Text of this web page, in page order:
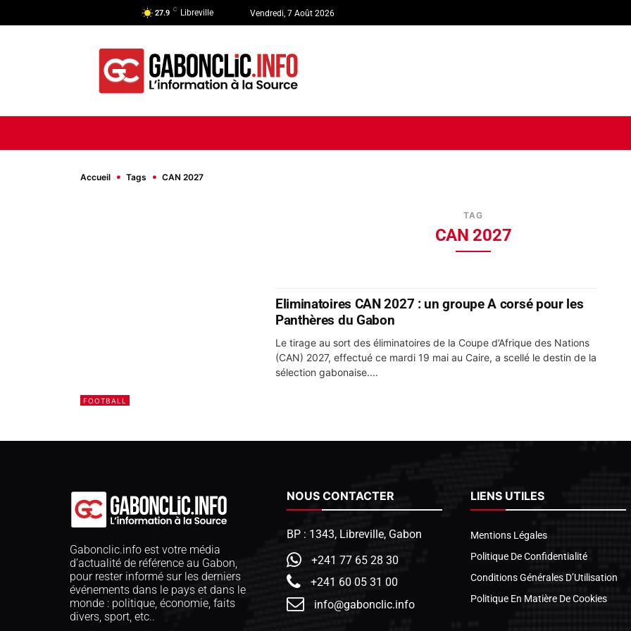
27.9 C Libreville Vendredi, 7 Août 2026
Accueil Tags CAN 2027
TAG
CAN 2027
FOOTBALL
Eliminatoires CAN 2027 : un groupe A corsé pour les
Panthères du Gabon
Le tirage au sort des éliminatoires de la Coupe d’Afrique des Nations
(CAN) 2027, effectué ce mardi 19 mai au Caire, a scellé le destin de la
sélection gabonaise....
Gabonclic.info est votre média
d’actualité de référence au Gabon,
pour rester informé sur les derniers
événements dans le pays et dans le
monde : politique, économie, faits
divers, sport, etc..
NOUS CONTACTER
BP : 1343, Libreville, Gabon
+241 77 65 28 30
+241 60 05 31 00
info@gabonclic.info
LIENS UTILES
Mentions Légales
Politique De Confidentialité
Conditions Générales D’Utilisation
Politique En Matière De Cookies